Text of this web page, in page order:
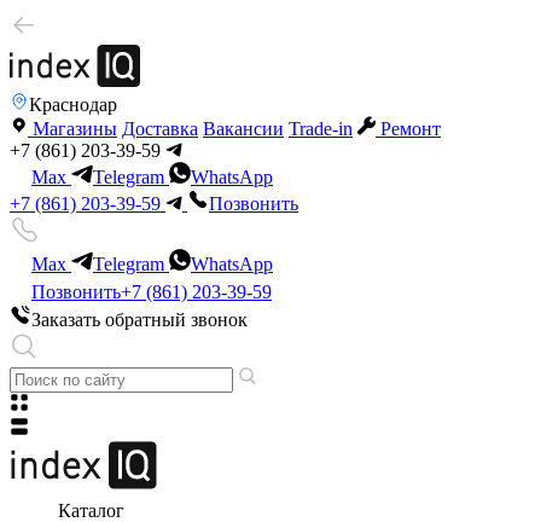
Краснодар
Магазины Доставка Вакансии Trade-in
Ремонт
+7 (861) 203-39-59
Max
Telegram
WhatsApp
+7 (861) 203-39-59
Позвонить
Max Telegram
WhatsApp
Позвонить+7 (861) 203-39-59
Заказать обратный звонок
Каталог